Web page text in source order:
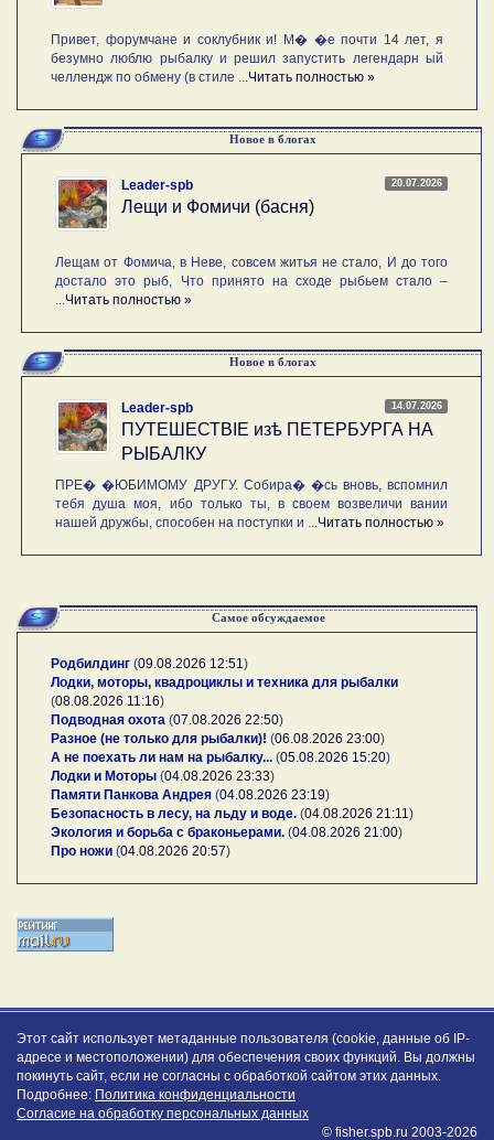
Привет, форумчане и соклубник и! М� �е почти 14 лет, я
безумно люблю рыбалку и решил запустить легендарн ый
челлендж по обмену (в стиле ... Читать полностью »
Новое в блогах
20.07.2026
Leader-spb
Лещи и Фомичи (басня)
Лещам от Фомича, в Неве, совсем житья не стало, И до того
достало это рыб, Что принято на сходе рыбьем стало –
Читать полностью »
Новое в блогах
14.07.2026
Leader-spb
ПУТЕШЕСТВIE изѣ ПЕТЕРБУРГА НА
РЫБАЛКУ
ПРЕ� �ЮБИМОМУ ДРУГУ. Собира� �сь вновь, вспомнил
тебя душа моя, ибо только ты, в своем возвеличи вании
нашей дружбы, способен на поступки и ... Читать полностью »
Самое обсуждаемое
Родбилдинг (09.08.2026 12:51 )
Лодки, моторы, квадроциклы и техника для рыбалки
(08.08.2026 11:16)
Подводная охота (07.08.2026 22:50)
Разное (не только для рыбалки)! (06.08.2026 23:00)
А не поехать ли нам на рыбалку... (05.08.2026 15:20)
Лодки и Моторы (04.08.2026 23:33)
Памяти Панкова Андрея (04.08.2026 23:19)
Безопасность в лесу, на льду и воде. (04.08.2026 21:11 )
Экология и борьба с браконьерами. (04.08.2026 21:00)
Про ножи (04.08.2026 20:57)
Этот сайт использует метаданные пользователя (cookie, данные об IP-
адресе и местоположении) для обеспечения своих функций. Вы должны
покинуть сайт, если не согласны с обработкой сайтом этих данных.
Подробнее: Политика конфиденциальности
Согласие на обработку персональных данных
© fisher.spb.ru 2003-2026